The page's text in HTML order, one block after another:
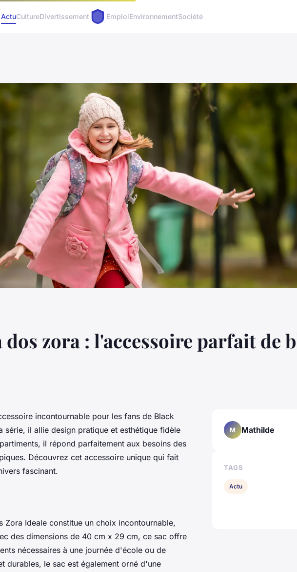
ActuCultureDivertissement EmploiEnvironnementSociété
dos zora : l'accessoire parfait de
incontournable pour les fans de Black
il allie design pratique et esthétique fidèle
il répond parfaitement aux besoins des
Découvrez cet accessoire unique qui fait
fascinant.
Zora Ideale constitue un choix incontournable,
des dimensions de 40 cm x 29 cm, ce sac offre
nécessaires à une journée d'école ou de
durables, le sac est également orné d'une
M Mathilde
TAGS
Actu